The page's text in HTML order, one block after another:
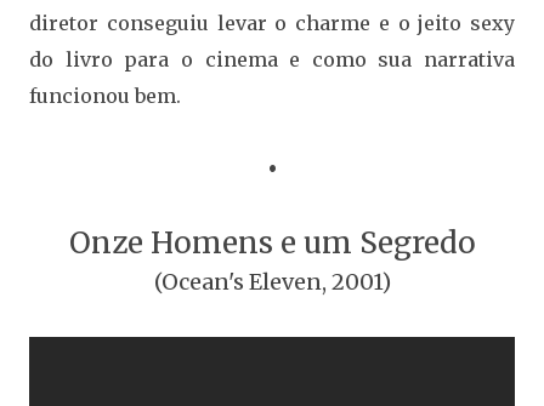
diretor conseguiu levar o charme e o jeito sexy
do livro para o cinema e como sua narrativa
funcionou bem.
•
Onze Homens e um Segredo
(Ocean's Eleven, 2001)